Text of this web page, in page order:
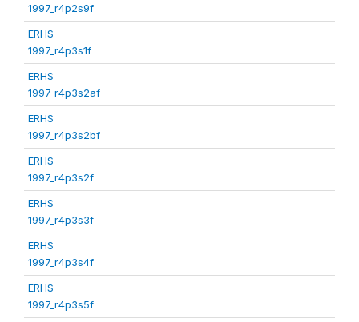
1997_r4p2s9f
ERHS
1997_r4p3s1f
ERHS
1997_r4p3s2af
ERHS
1997_r4p3s2bf
ERHS
1997_r4p3s2f
ERHS
1997_r4p3s3f
ERHS
1997_r4p3s4f
ERHS
1997_r4p3s5f